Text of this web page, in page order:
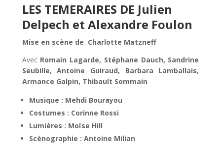
LES TEMERAIRES DE Julien
Delpech et Alexandre Foulon
Mise en scène de Charlotte Matzneff
AvecRomain Lagarde, Stéphane Dauch, Sandrine
Seubille, Antoine Guiraud, Barbara Lamballais,
Armance Galpin, Thibault Sommain
Musique : Mehdi Bourayou
Costumes : Corinne Rossi
Lumières : Moïse Hill
Scénographie : Antoine Milian